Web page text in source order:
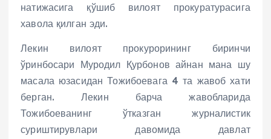
натижасига қўшиб вилоят прокуратурасига
хавола қилган эди.
Лекин вилоят прокурорининг биринчи
ўринбосари Муродил Қурбонов айнан мана шу
масала юзасидан Тожибоевага 4 та жавоб хати
берган. Лекин барча жавобларида
Тожибоеванинг ўтказган журналистик
суриштирувлари давомида давлат